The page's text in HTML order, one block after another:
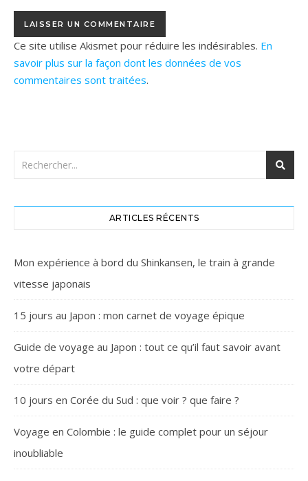
Ce site utilise Akismet pour réduire les indésirables. En
savoir plus sur la façon dont les données de vos
commentaires sont traitées.
ARTICLES RÉCENTS
Mon expérience à bord du Shinkansen, le train à grande
vitesse japonais
15 jours au Japon : mon carnet de voyage épique
Guide de voyage au Japon : tout ce qu’il faut savoir avant
votre départ
10 jours en Corée du Sud : que voir ? que faire ?
Voyage en Colombie : le guide complet pour un séjour
inoubliable